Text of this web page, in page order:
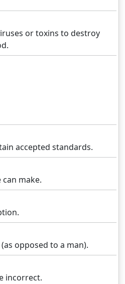
or toxins to destroy
accepted standards.
make.
opposed to a man).
incorrect.